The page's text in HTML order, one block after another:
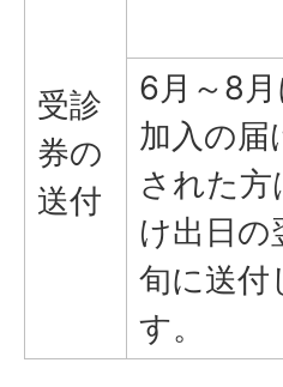
受診
券の
送付
6月～8
加入の届
された方
け出日の
旬に送付
す。